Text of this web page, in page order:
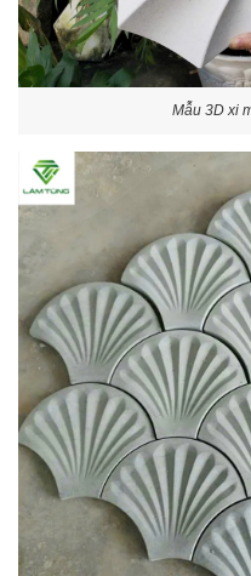
Mẫu 3D xi